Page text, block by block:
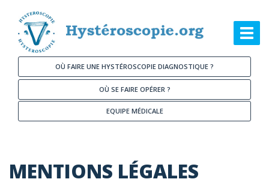
OÙ FAIRE UNE HYSTÉROSCOPIE DIAGNOSTIQUE ?
OÙ SE FAIRE OPÉRER ?
EQUIPE MÉDICALE
MENTIONS LÉGALES